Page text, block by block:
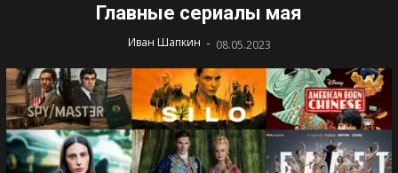
Главные сериалы мая
Иван Шапкин - 08.05.2023